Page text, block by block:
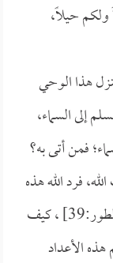
حيلاً،
هذا الوحي
إلى السماء،
فمن أتى به؟
فرد الله هذه
[الطور:39] ، كيف
الأعداد